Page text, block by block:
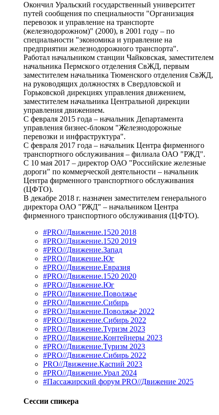
Окончил Уральский государственный университет
путей сообщения по специальности "Организация
перевозок и управление на транспорте
(железнодорожном)" (2000), в 2001 году – по
специальности "экономика и управление на
предприятии железнодорожного транспорта".
Работал начальником станции Чайковская, заместителем
начальника Пермского отделения СвЖД, первым
заместителем начальника Тюменского отделения СвЖД,
на руководящих должностях в Свердловской и
Горьковской дирекциях управления движением,
заместителем начальника Центральной дирекции
управления движением.
С февраля 2015 года – начальник Департамента
управления бизнес-блоком "Железнодорожные
перевозки и инфраструктура".
С февраля 2017 года – начальник Центра фирменного
транспортного обслуживания – филиала ОАО "РЖД".
С 10 мая 2017 – директор ОАО "Российские железные
дороги" по коммерческой деятельности – начальник
Центра фирменного транспортного обслуживания
(ЦФТО).
В декабре 2018 г. назначен заместителем генерального
директора ОАО "РЖД" – начальником Центра
фирменного транспортного обслуживания (ЦФТО).
#PRO//Движение.1520 2018
#PRO//Движение.1520 2019
#PRO//Движение.Запад
#PRO//Движение.Юг
#PRO//Движение.Евразия
#PRO//Движение.1520 2020
#PRO//Движение.Юг
#PRO//Движение.Поволжье
#PRO//Движение.Сибирь
#PRO//Движение.Поволжье 2022
#PRO//Движение.Сибирь 2022
#PRO//Движение.Туризм 2023
#PRO//Движение.Контейнеры 2023
#PRO//Движение.Туризм 2023
#PRO//Движение.Сибирь 2022
PRO//Движение.Каспий 2023
#PRO//Движение.Урал 2024
#Пассажирский форум PRO//Движение 2025
Сессии спикера